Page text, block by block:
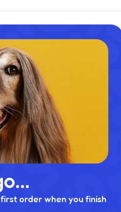
order when you finish
ット寝具リード
ニフラワーベース